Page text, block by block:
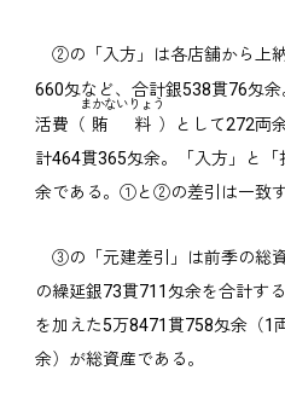
②の「入方」は各店舗から上
660匁など、合計銀538貫76匁
活費（ 賄料
まかないりょう
）として272両
計464貫365匁余。「入方」と
余である。①と②の差引は一致す
③の「元建差引」は前季の総
の繰延銀73貫711匁余を合計す
を加えた5万8471貫758匁余（1
余）が総資産である。